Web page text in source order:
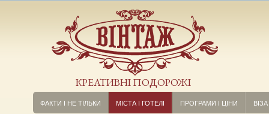
КРЕАТИВНІ ПОДОРОЖІ
ФАКТИ І НЕ ТІЛЬКИ МІСТА І ГОТЕЛІ ПРОГРАМИ І ЦІНИ ВІЗА